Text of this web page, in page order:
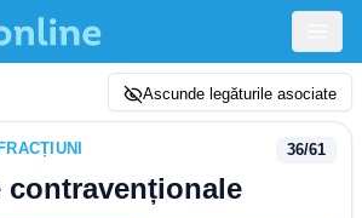
Ascunde legăturile asociate
36/61